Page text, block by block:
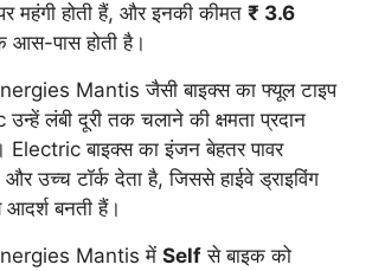
महंगी होती हैं, और इनकी कीमत ₹ 3.6
आस-पास होती है।
Mantis जैसी बाइक्स का फ्यूल टाइप
लंबी दूरी तक चलाने की क्षमता प्रदान
Electric बाइक्स का इंजन बेहतर पावर
उच्च टॉर्क देता है, जिससे हाईवे ड्राइविंग
बनती हैं।
Mantis में Self से बाइक को